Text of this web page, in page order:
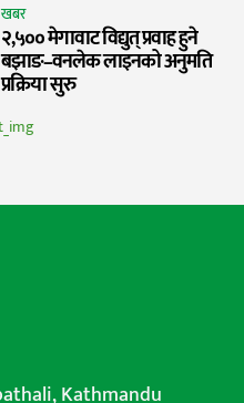
खबर
२,५०० मेगावाट विद्युत् प्रवाह हुने
बझाङ–वनलेक लाइनको अनुमति
प्रक्रिया सुरु
Kathmandu